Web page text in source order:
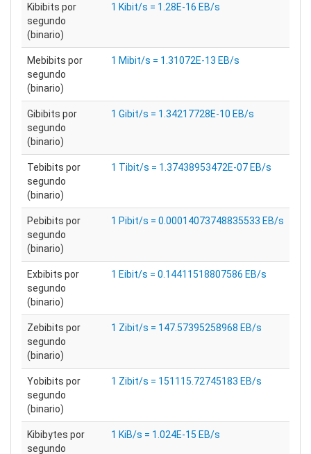
Kibibits por
segundo
(binario)
1 Kibit/s = 1.28E-16 EB/s
Mebibits por
segundo
(binario)
1 Mibit/s = 1.31072E-13 EB/s
Gibibits por
segundo
(binario)
1 Gibit/s = 1.34217728E-10 EB/s
Tebibits por
segundo
(binario)
1 Tibit/s = 1.37438953472E-07 EB/s
Pebibits por
segundo
(binario)
1 Pibit/s = 0.00014073748835533 EB/s
Exbibits por
segundo
(binario)
1 Eibit/s = 0.14411518807586 EB/s
Zebibits por
segundo
(binario)
1 Zibit/s = 147.57395258968 EB/s
Yobibits por
segundo
(binario)
1 Zibit/s = 151115.72745183 EB/s
Kibibytes por
segundo
1 KiB/s = 1.024E-15 EB/s